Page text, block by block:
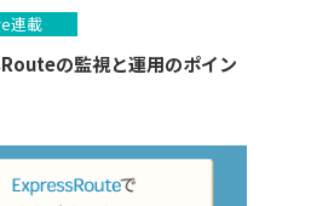
連載
の監視と運用のポイン